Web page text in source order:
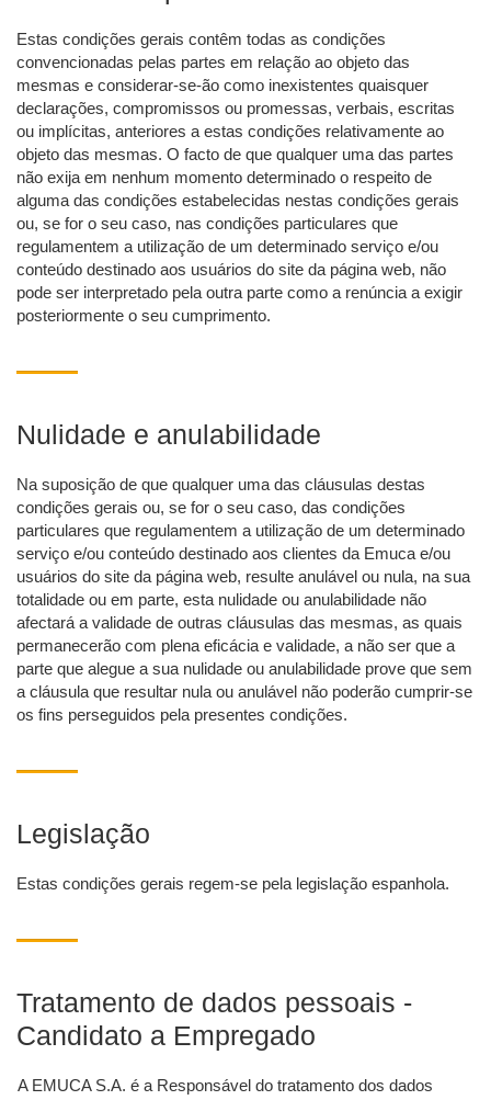
Estas condições gerais contêm todas as condições
convencionadas pelas partes em relação ao objeto das
mesmas e considerar-se-ão como inexistentes quaisquer
declarações, compromissos ou promessas, verbais, escritas
ou implícitas, anteriores a estas condições relativamente ao
objeto das mesmas. O facto de que qualquer uma das partes
não exija em nenhum momento determinado o respeito de
alguma das condições estabelecidas nestas condições gerais
ou, se for o seu caso, nas condições particulares que
regulamentem a utilização de um determinado serviço e/ou
conteúdo destinado aos usuários do site da página web, não
pode ser interpretado pela outra parte como a renúncia a exigir
posteriormente o seu cumprimento.
Nulidade e anulabilidade
Na suposição de que qualquer uma das cláusulas destas
condições gerais ou, se for o seu caso, das condições
particulares que regulamentem a utilização de um determinado
serviço e/ou conteúdo destinado aos clientes da Emuca e/ou
usuários do site da página web, resulte anulável ou nula, na sua
totalidade ou em parte, esta nulidade ou anulabilidade não
afectará a validade de outras cláusulas das mesmas, as quais
permanecerão com plena eficácia e validade, a não ser que a
parte que alegue a sua nulidade ou anulabilidade prove que sem
a cláusula que resultar nula ou anulável não poderão cumprir-se
os fins perseguidos pela presentes condições.
Legislação
Estas condições gerais regem-se pela legislação espanhola.
Tratamento de dados pessoais -
Candidato a Empregado
A EMUCA S.A. é a Responsável do tratamento dos dados